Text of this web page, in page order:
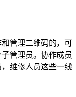
管理二维码的，可
管理员。协作成员
维修人员这些一线